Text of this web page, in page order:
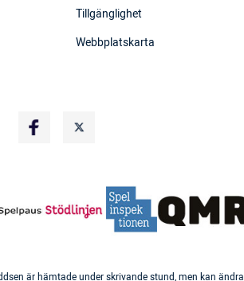
Tillgänglighet
Webbplatskarta
är hämtade under skrivande stund, men kan